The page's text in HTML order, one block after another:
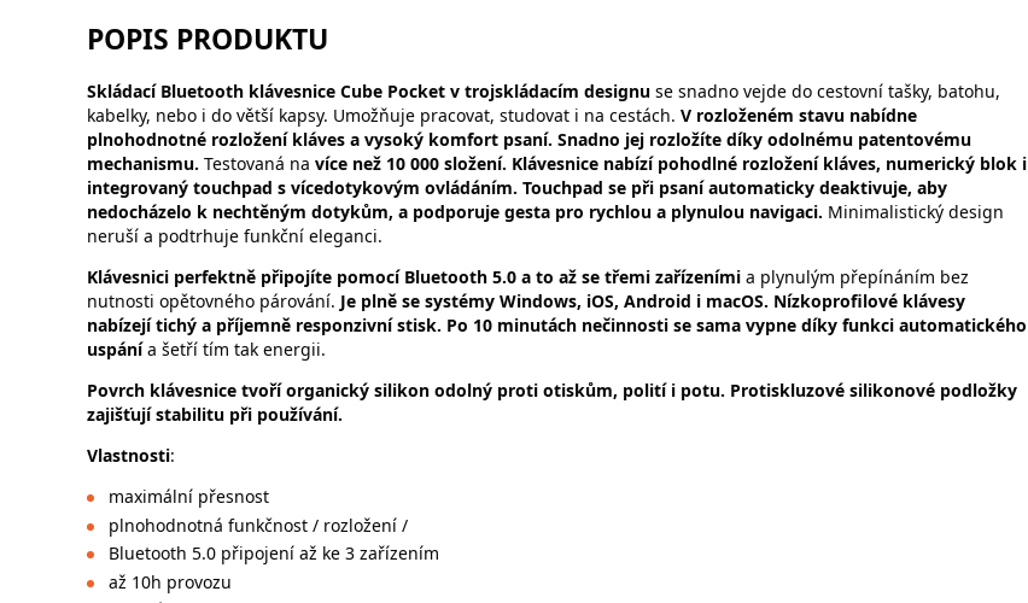
POPIS PRODUKTU
Skládací Bluetooth klávesnice Cube Pocket v trojskládacím designu se snadno vejde do cestovní tašky, batohu,
kabelky, nebo i do větší kapsy. Umožňuje pracovat, studovat i na cestách. V rozloženém stavu nabídne
plnohodnotné rozložení kláves a vysoký komfort psaní. Snadno jej rozložíte díky odolnému patentovému
mechanismu. Testovaná na více než 10 000 složení. Klávesnice nabízí pohodlné rozložení kláves, numerický blok i
integrovaný touchpad s vícedotykovým ovládáním. Touchpad se při psaní automaticky deaktivuje, aby
nedocházelo k nechtěným dotykům, a podporuje gesta pro rychlou a plynulou navigaci. Minimalistický design
neruší a podtrhuje funkční eleganci.
Klávesnici perfektně připojíte pomocí Bluetooth 5.0 a to až se třemi zařízeními a plynulým přepínáním bez
nutnosti opětovného párování. Je plně se systémy Windows, iOS, Android i macOS. Nízkoprofilové klávesy
nabízejí tichý a příjemně responzivní stisk. Po 10 minutách nečinnosti se sama vypne díky funkci automatického
uspánía šetří tím tak energii.
Povrch klávesnice tvoří organický silikon odolný proti otiskům, polití i potu. Protiskluzové silikonové podložky
zajišťují stabilitu při používání.
Vlastnosti:
maximální přesnost
plnohodnotná funkčnost / rozložení /
Bluetooth 5.0 připojení až ke 3 zařízením
až 10h provozu